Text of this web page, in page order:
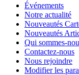
Événements
Notre actualité
Nouveautés
Nouveautés
Qui sommes-
Contactez-nous
Nous rejoindre
Modifier les